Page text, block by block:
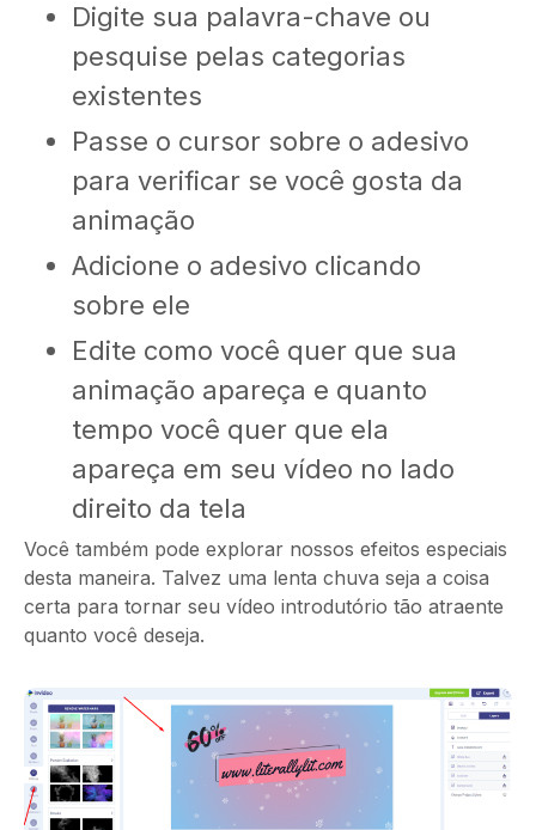
Digite sua palavra-chave ou
pesquise pelas categorias
existentes
Passe o cursor sobre o adesivo
para verificar se você gosta da
animação
Adicione o adesivo clicando
sobre ele
Edite como você quer que sua
animação apareça e quanto
tempo você quer que ela
apareça em seu vídeo no lado
direito da tela
Você também pode explorar nossos efeitos especiais
desta maneira. Talvez uma lenta chuva seja a coisa
certa para tornar seu vídeo introdutório tão atraente
quanto você deseja.